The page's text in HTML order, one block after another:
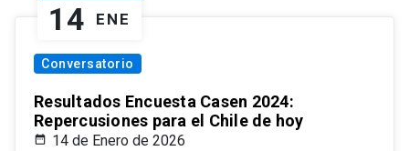
14 ENE
Conversatorio
Resultados Encuesta Casen 2024:
Repercusiones para el Chile de hoy
14 de Enero de 2026